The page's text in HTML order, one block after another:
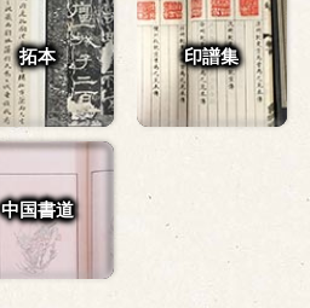
拓本 印譜集
中国書道